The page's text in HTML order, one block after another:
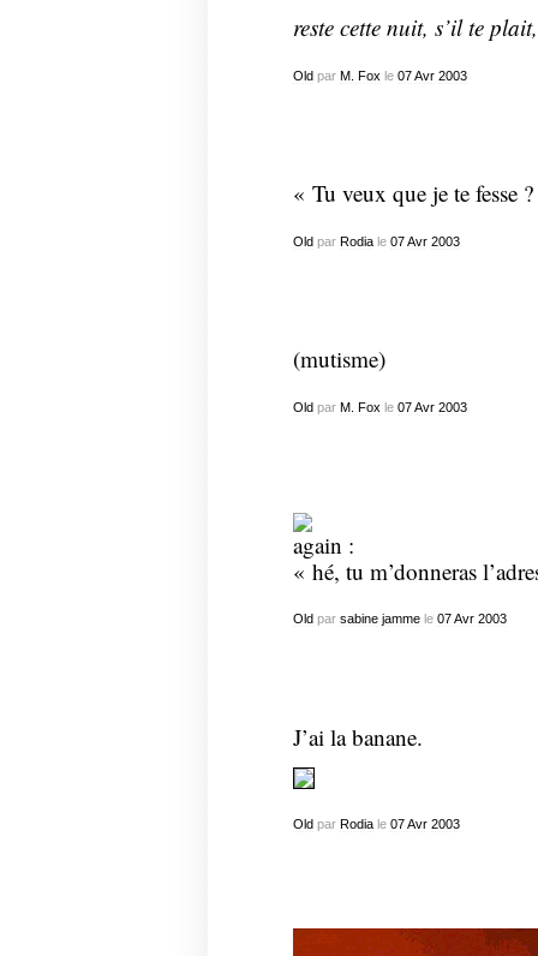
reste cette nuit, s’il te
Oldpar M. Fox le 07 Avr 2003
« Tu veux que je te fesse
Oldpar Rodiale 07 Avr 2003
(mutisme)
Oldpar M. Fox le 07 Avr 2003
again :
« hé, tu m’donneras
Oldpar sabine jammele 07 Avr 2003
J’ai la banane.
Oldpar Rodiale 07 Avr 2003